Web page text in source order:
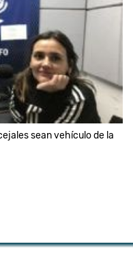
sean vehículo de la